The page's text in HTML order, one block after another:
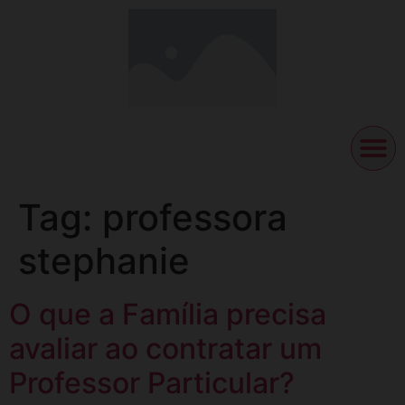
Tag: professora
stephanie
O que a Família precisa
avaliar ao contratar um
Professor Particular?